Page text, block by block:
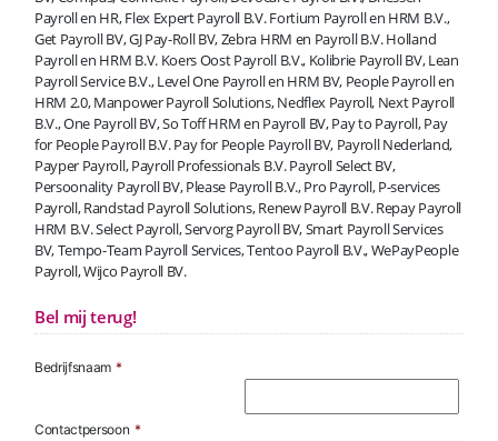
Payroll en HR, Flex Expert Payroll B.V. Fortium Payroll en HRM B.V.,
Get Payroll BV, GJ Pay-Roll BV, Zebra HRM en Payroll B.V. Holland
Payroll en HRM B.V. Koers Oost Payroll B.V., Kolibrie Payroll BV, Lean
Payroll Service B.V., Level One Payroll en HRM BV, People Payroll en
HRM 2.0, Manpower Payroll Solutions, Nedflex Payroll, Next Payroll
B.V., One Payroll BV, So Toff HRM en Payroll BV, Pay to Payroll, Pay
for People Payroll B.V. Pay for People Payroll BV, Payroll Nederland,
Payper Payroll, Payroll Professionals B.V. Payroll Select BV,
Persoonality Payroll BV, Please Payroll B.V., Pro Payroll, P-services
Payroll, Randstad Payroll Solutions, Renew Payroll B.V. Repay Payroll
HRM B.V. Select Payroll, Servorg Payroll BV, Smart Payroll Services
BV, Tempo-Team Payroll Services, Tentoo Payroll B.V., WePayPeople
Payroll, Wijco Payroll BV.
Bel mij terug!
Bedrijfsnaam *
Contactpersoon *